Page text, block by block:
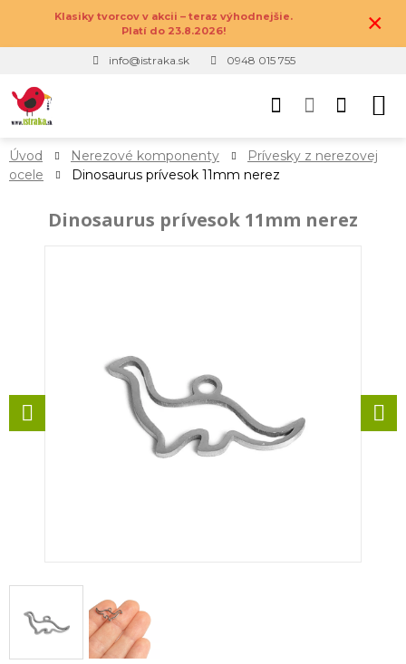
Klasiky tvorcov v akcii – teraz výhodnejšie.
Platí do 23.8.2026!
×
info@istraka.sk 0948 015 755
Úvod Nerezové komponenty
Prívesky z nerezovej
ocele
Dinosaurus prívesok 11mm nerez
Dinosaurus prívesok 11mm nerez